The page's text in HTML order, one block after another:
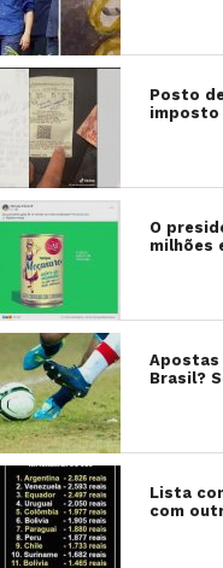
Posto
imposto
O
milhões
Apostas
Brasil?
Lista
com